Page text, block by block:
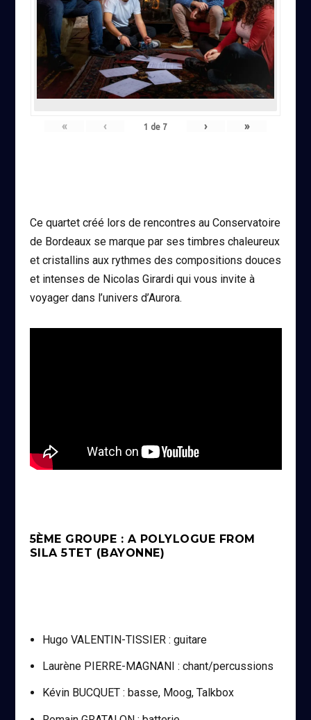
« ‹ 1 de 7 › »
Ce quartet créé lors de rencontres au Conservatoire
de Bordeaux se marque par ses timbres chaleureux
et cristallins aux rythmes des compositions douces
et intenses de Nicolas Girardi qui vous invite à
voyager dans l’univers d’Aurora.
5ÈME GROUPE : A POLYLOGUE FROM
SILA 5TET (BAYONNE)
Hugo VALENTIN-TISSIER : guitare
Laurène PIERRE-MAGNANI : chant/percussions
Kévin BUCQUET : basse, Moog, Talkbox